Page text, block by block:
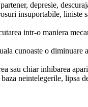
depresie,
insuportabile, liniste
intr-o maniera
cunoaste o diminuare
sau chiar inhibarea
neintelegerile, lipsa